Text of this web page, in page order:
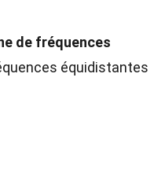
de fréquences
équidistantes